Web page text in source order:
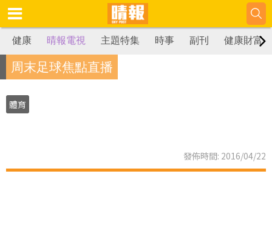
健康 晴報電視 主題特集 時事 副刊 健康財富
周末足球焦點直播
體育
發佈時間: 2016/04/22